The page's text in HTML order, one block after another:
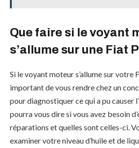
Que faire si le voyant
s’allume sur une Fiat
Si le voyant moteur s’allume sur votre
important de vous rendre chez un
pour diagnostiquer ce qui a pu causer
pourra vous dire si vous avez besoin
réparations et quelles sont celles-ci.
examiner votre niveau d’huile et de